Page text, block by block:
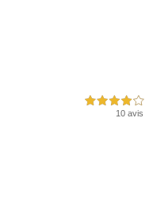
4,0 étoiles sur 5
10 avis